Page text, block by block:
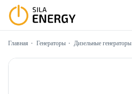
Главная Генераторы Дизельные генераторы